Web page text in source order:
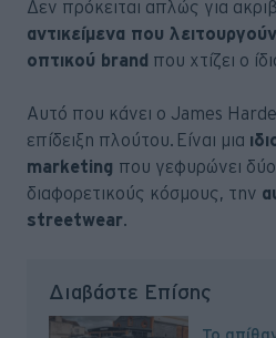
Δεν πρόκειται απλώς για
αντικείμενα που
οπτικού brand που χτίζει ο
Αυτό που κάνει ο James
επίδειξη πλούτου. Είναι μια
marketing που γεφυρώνει
διαφορετικούς κόσμους, την
streetwear.
Διαβάστε Επίσης
Το